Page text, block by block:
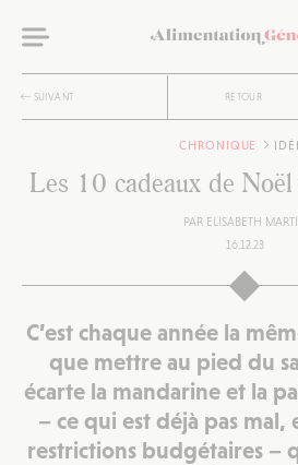
SUIVANT RETOUR
CHRONIQUE
Les 10 cadeaux de
PAR ELISABETH
16.12.23
C’est chaque année la
que mettre au pied du
écarte la mandarine et la
– ce qui est déjà pas mal,
restrictions budgétaires –